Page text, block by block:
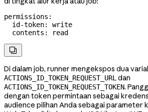
permissions :
  id-token
: write
  contents
: read

Di dalam job, runner mengekspos dua
ACTIONS_ID_TOKEN_REQUEST_URL dan
ACTIONS_ID_TOKEN_REQUEST_TOKEN.
dengan token permintaan sebagai
audience pilihan Anda sebagai parameter